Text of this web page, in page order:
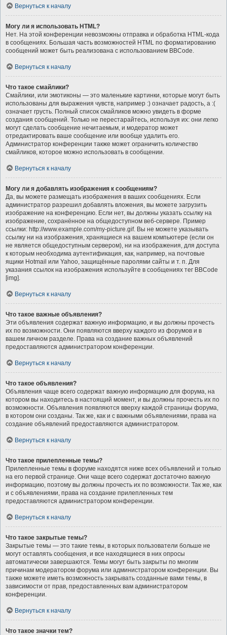
Вернуться к началу
Могу ли я использовать HTML?
Нет. На этой конференции невозможны отправка и обработка HTML-кода
в сообщениях. Большая часть возможностей HTML по форматированию
сообщений может быть реализована с использованием BBCode.
Вернуться к началу
Что такое смайлики?
Смайлики, или эмотиконы — это маленькие картинки, которые могут быть
использованы для выражения чувств, например :) означает радость, а :(
означает грусть. Полный список смайликов можно увидеть в форме
создания сообщений. Только не перестарайтесь, используя их: они легко
могут сделать сообщение нечитаемым, и модератор может
отредактировать ваше сообщение или вообще удалить его.
Администратор конференции также может ограничить количество
смайликов, которое можно использовать в сообщении.
Вернуться к началу
Могу ли я добавлять изображения к сообщениям?
Да, вы можете размещать изображения в ваших сообщениях. Если
администратор разрешил добавлять вложения, вы можете загрузить
изображение на конференцию. Если нет, вы должны указать ссылку на
изображение, сохранённое на общедоступном веб-сервере. Пример
ссылки: http://www.example.com/my-picture.gif. Вы не можете указывать
ссылку ни на изображения, хранящиеся на вашем компьютере (если он
не является общедоступным сервером), ни на изображения, для доступа
к которым необходима аутентификация, как, например, на почтовые
ящики Hotmail или Yahoo, защищённые паролями сайты и т. п. Для
указания ссылок на изображения используйте в сообщениях тег BBCode
[img].
Вернуться к началу
Что такое важные объявления?
Эти объявления содержат важную информацию, и вы должны прочесть
их по возможности. Они появляются вверху каждого из форумов и в
вашем личном разделе. Права на создание важных объявлений
предоставляются администратором конференции.
Вернуться к началу
Что такое объявления?
Объявления чаще всего содержат важную информацию для форума, на
котором вы находитесь в настоящий момент, и вы должны прочесть их по
возможности. Объявления появляются вверху каждой страницы форума,
в котором они созданы. Так же, как и с важными объявлениями, права на
создание объявлений предоставляются администратором.
Вернуться к началу
Что такое прилепленные темы?
Прилепленные темы в форуме находятся ниже всех объявлений и только
на его первой странице. Они чаще всего содержат достаточно важную
информацию, поэтому вы должны прочесть их по возможности. Так же, как
и с объявлениями, права на создание прилепленных тем
предоставляются администратором конференции.
Вернуться к началу
Что такое закрытые темы?
Закрытые темы — это такие темы, в которых пользователи больше не
могут оставлять сообщения, и все находящиеся в них опросы
автоматически завершаются. Темы могут быть закрыты по многим
причинам модератором форума или администратором конференции. Вы
также можете иметь возможность закрывать созданные вами темы, в
зависимости от прав, предоставленных вам администратором
конференции.
Вернуться к началу
Что такое значки тем?